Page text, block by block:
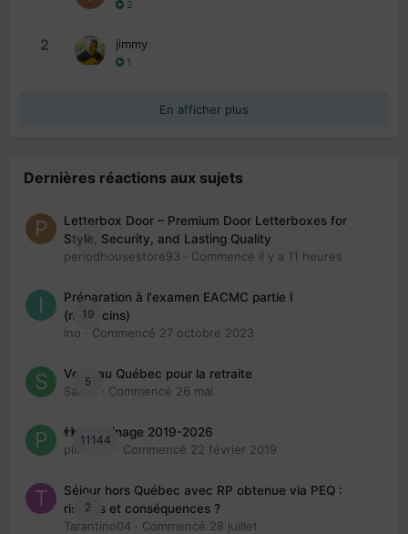
2
2 jimmy
1
En afficher plus
Dernières réactions aux sujets
0
Letterbox Door – Premium Door Letterboxes for
Style, Security, and Lasting Quality
periodhousestore93 · Commencé il y a 11 heures
19
Préparation à l'examen EACMC partie I
(médecins)
Ino · Commencé 27 octobre 2023
5
Venir au Québec pour la retraite
Sab74
· Commencé 26 mai
11144
👬 Parrainage 2019-2026
piinoush
· Commencé 22 février 2019
2
Séjour hors Québec avec RP obtenue via PEQ :
risques et conséquences ?
Tarantino04 · Commencé 28 juillet